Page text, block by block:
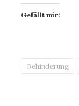
Gefällt mir:
Behinderung